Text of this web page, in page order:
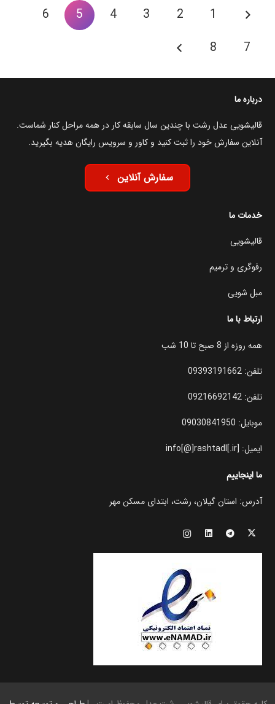
1
2
3
4
5
6
7
8
درباره ما
قالیشویی عدل رشت با چندین سال سابقه کار در همه مراحل کنار شماست.
آنلاین سفارش خود را ثبت کنید و کاور و سرویس رایگان هدیه بگیرید.
سفارش آنلاین keyboard_arrow_left
خدمات ما
قالیشویی
رفوگری و ترمیم
مبل شویی
ارتباط با ما
همه روزه از 8 صبح تا 10 شب
تلفن: 09393191662
تلفن: 09216692142
موبایل: 09030841950
ایمیل: info[@]rashtadl[.ir]
ما اینجاییم
آدرس: استان گیلان، رشت، ابتدای مسکن مهر